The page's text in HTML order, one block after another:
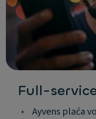
Full-
•
Ayvens plaća